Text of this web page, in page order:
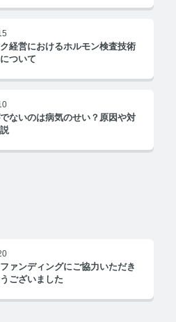
経営におけるホルモン検査技術
ついて
ないのは病気のせい？原因や対
ァンディングにご協力いただき
ございました